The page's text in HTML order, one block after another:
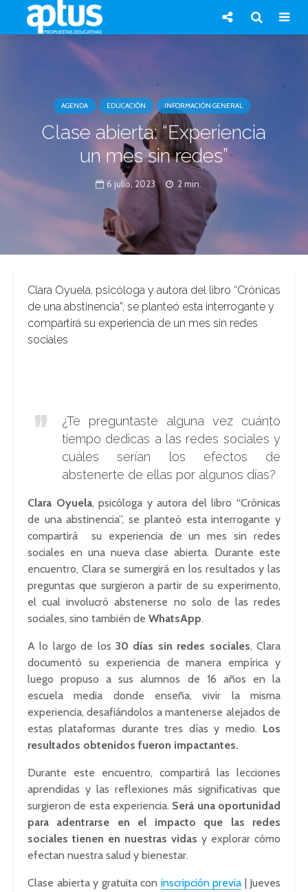
AGENDA EDUCACIÓN INFORMACIÓN GENERAL
Clase abierta: “Experiencia
un mes sin redes”
6 julio, 2023 2 min.
Clara Oyuela, psicóloga y autora del libro “Crónicas
de una abstinencia”, se planteó esta interrogante y
compartirá su experiencia de un mes sin redes
sociales
¿Te preguntaste alguna vez cuánto
tiempo dedicas a las redes sociales y
cuáles serían los efectos de
abstenerte de ellas por algunos días?
Clara Oyuela, psicóloga y autora del libro “Crónicas
de una abstinencia”, se planteó esta interrogante y
compartirá su experiencia de un mes sin redes
sociales en una nueva clase abierta. Durante este
encuentro, Clara se sumergirá en los resultados y las
preguntas que surgieron a partir de su experimento,
el cual involucró abstenerse no solo de las redes
sociales, sino también de WhatsApp.
A lo largo de los 30 días sin redes sociales, Clara
documentó su experiencia de manera empírica y
luego propuso a sus alumnos de 16 años en la
escuela media donde enseña, vivir la misma
experiencia, desafiándolos a mantenerse alejados de
estas plataformas durante tres días y medio. Los
resultados obtenidos fueron impactantes.
Durante este encuentro, compartirá las lecciones
aprendidas y las reflexiones más significativas que
surgieron de esta experiencia. Será una oportunidad
para adentrarse en el impacto que las redes
sociales tienen en nuestras vidas y explorar cómo
efectan nuestra salud y bienestar.
Clase abierta y gratuita con inscripción previa | Jueves